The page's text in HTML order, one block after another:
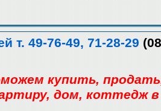
т. 49-76-49, 71-28-29
купить,
дом, коттедж